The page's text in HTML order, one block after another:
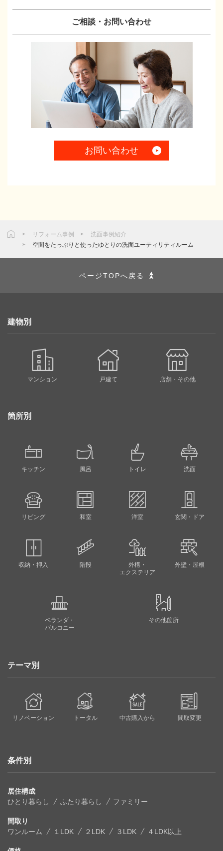
ご相談・お問い合わせ
お問い合わせ
リフォーム事例
洗面事例紹介
空間をたっぷりと使ったゆとりの洗面ユーティリティルーム
ページTOPへ戻る
建物別
マンション 戸建て 店舗・その他
箇所別
キッチン 風呂 トイレ 洗面
リビング 和室 洋室 玄関・ドア
収納・押入 階段
外構・
エクステリア
外壁・屋根
ベランダ・
バルコニー
その他箇所
テーマ別
リノベーション トータル 中古購入から 間取変更
条件別
居住構成
ひとり暮らし
ふたり暮らし ファミリー
間取り
ワンルーム
１LDK ２LDK ３LDK ４LDK以上